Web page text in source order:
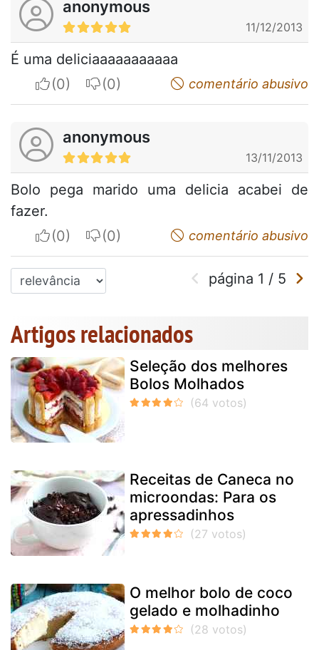
anonymous
11/12/2013
É uma deliciaaaaaaaaaaa
I apreciateI do not appreciatecomentário abusivo
anonymous
13/11/2013
Bolo pega marido uma delicia acabei de
fazer.
I apreciateI do not appreciatecomentário abusivo
página 1 / 5
Artigos relacionados
Seleção dos melhores
Bolos Molhados
Receitas de Caneca no
microondas: Para os
apressadinhos
O melhor bolo de coco
gelado e molhadinho